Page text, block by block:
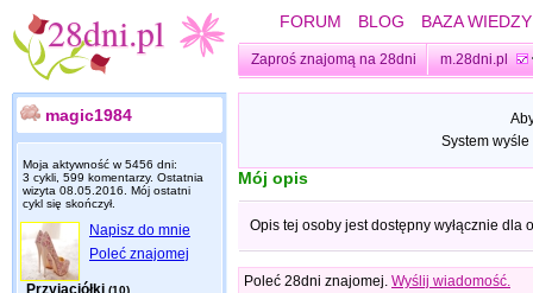
FORUM BLOG BAZA WIEDZY
Zaproś znajomą na 28dni m.28dni.pl
magic1984
Moja aktywność w 5456 dni:
3 cykli, 599 komentarzy. Ostatnia
wizyta 08.05.2016 . Mój ostatni
cykl się skończył.
Napisz do mnie
Poleć znajomej
Przyjaciółki (10)
System
Mój opis
Opis tej osoby jest dostępny wyłącznie dla
Poleć 28dni znajomej. Wyślij wiadomość.